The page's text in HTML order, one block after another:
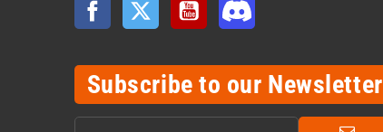
Subscribe to our Newsletter